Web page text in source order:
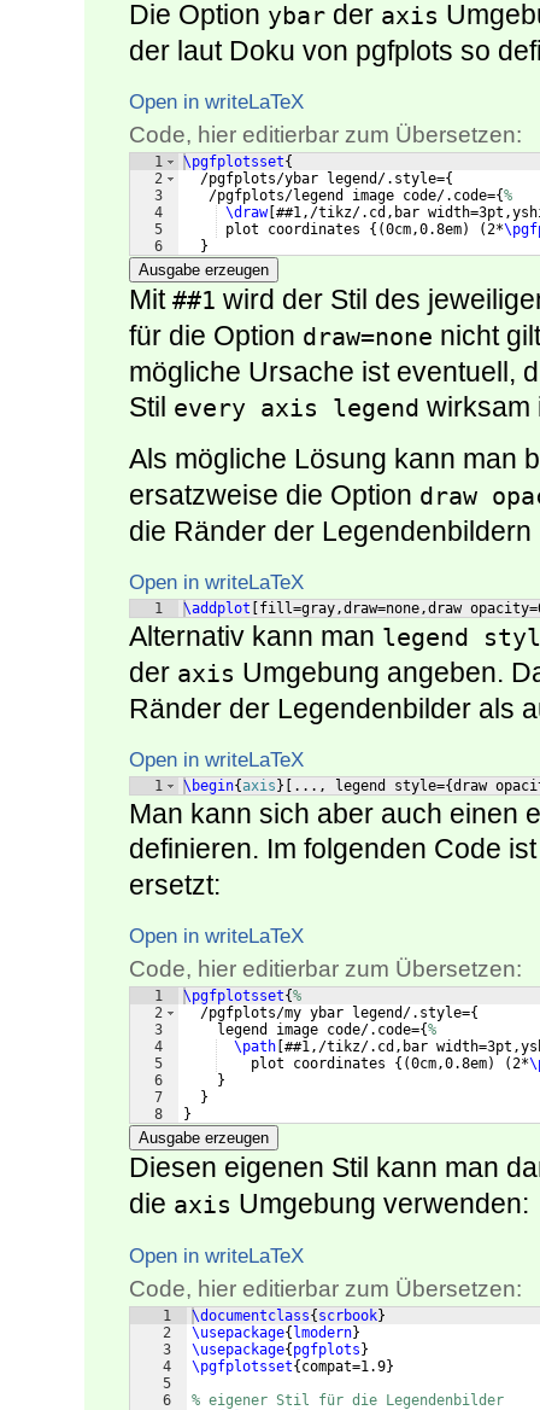
Die Option ybar der axis
der laut Doku von pgfplots so
Open in writeLaTeX
Code, hier editierbar zum Übersetzen:
1
2
3
4
5
6
\pgfplotsset{
  /pgfplots/ybar legend/.style=
{
   /pgfplots/legend image code/.code=
{%
\draw[ ##1,/tikz/.cd,bar
plot coordinates {(0cm,0.8em) (2*
}
Ausgabe erzeugen
Mit ##1 wird der Stil des
für die Option draw=none nicht
mögliche Ursache ist eventuell,
Stil every axis legend wirksam
Als mögliche Lösung kann man
ersatzweise die Option draw
die Ränder der
Open in writeLaTeX
1 \addplot fill=gray,draw=none,draw
Alternativ kann man legend
der axis Umgebung angeben.
Ränder der Legendenbilder als
Open in writeLaTeX
1 \begin{axis } ..., legend style={draw
Man kann sich aber auch einen
definieren. Im folgenden Code
ersetzt:
Open in writeLaTeX
Code, hier editierbar zum Übersetzen:
1
2
3
4
5
6
7
8
\pgfplotsset{%
  /pgfplots/my ybar legend/.style=
{
    legend image code/.code=
{%
\path ##1,/tikz/.cd,bar
    plot coordinates
{(0cm,0.8em) (2*
}
}
}
Ausgabe erzeugen
Diesen eigenen Stil kann man
die axis Umgebung verwenden:
Open in writeLaTeX
Code, hier editierbar zum Übersetzen:
1
2
3
4
5
6
\documentclass{ scrbook}
\usepackage{ lmodern}
\usepackage{ pgfplots }
\pgfplotsset{ compat=1.9}
% eigener Stil für die Legendenbilder